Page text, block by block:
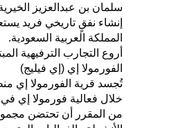
سلمان بن عبدالعزيز
إنشاء نفقٍ تاريخي فريد
المملكة العربية السعودية.
أروع التجارب الترفيهية
الفورمولا إي (إي فيليج)
تُجسد قرية الفورمولا إي
خلال فعالية فورمولا إي في
من المقرر أن تحتضن